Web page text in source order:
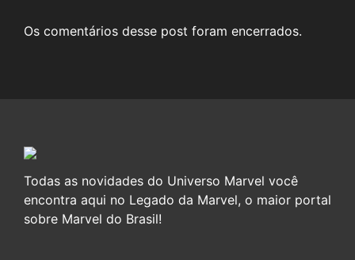
Os comentários desse post foram encerrados.
Todas as novidades do Universo Marvel você
encontra aqui no Legado da Marvel, o maior portal
sobre Marvel do Brasil!